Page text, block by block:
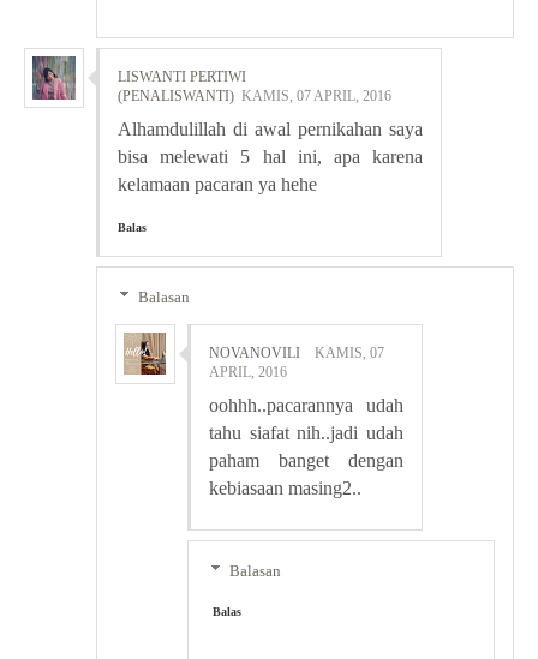
LISWANTI PERTIWI
(PENALISWANTI) KAMIS, 07 APRIL, 2016
Alhamdulillah di awal pernikahan saya
bisa melewati 5 hal ini, apa karena
kelamaan pacaran ya hehe
Balas
Balasan
NOVANOVILI
KAMIS, 07
APRIL, 2016
oohhh..pacarannya udah
tahu siafat nih..jadi udah
paham banget dengan
kebiasaan masing2..
Balasan
Balas